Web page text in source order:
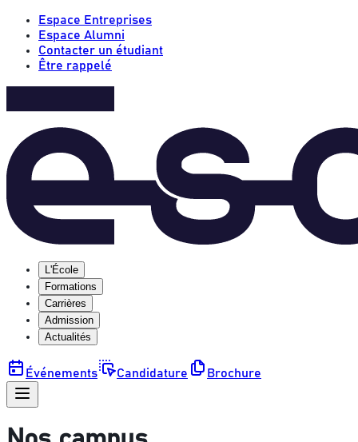
Espace Entreprises
Espace Alumni
Contacter un étudiant
Être rappelé
L'École
Formations
Carrières
Admission
Actualités
Événements Candidature Brochure